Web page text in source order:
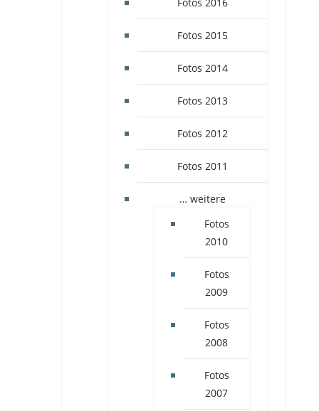
Fotos 2015
Fotos 2014
Fotos 2013
Fotos 2012
Fotos 2011
… weitere
Fotos
2010
Fotos
2009
Fotos
2008
Fotos
2007